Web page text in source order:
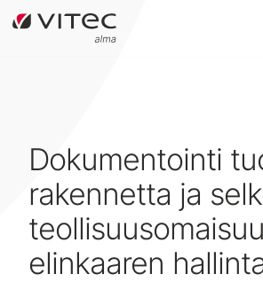
Dokumentointi
rakennetta ja
elinkaaren